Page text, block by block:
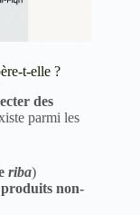
t-elle ?
des
parmi les
riba)
non-